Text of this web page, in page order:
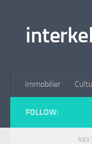
Immobilier
FOLLOW: